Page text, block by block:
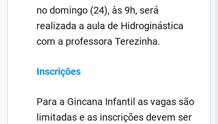
no domingo (24), às 9h, será
realizada a aula de Hidroginástica
com a professora Terezinha.
Inscrições
Para a Gincana Infantil as vagas são
limitadas e as inscrições devem ser